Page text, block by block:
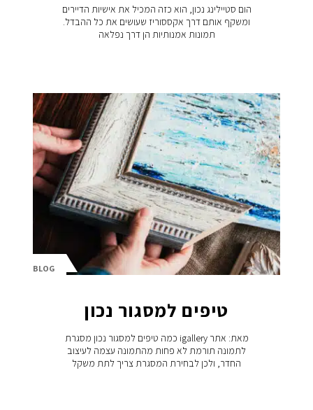
הום סטיילינג נכון, הוא כזה המכיל את אישיות הדיירים
ומשקף אותם דרך אקססוריז שעושים את כל ההבדל.
תמונות אמנותיות הן דרך נפלאה
BLOG
טיפים למסגור נכון
מאת: אתר igallery כמה טיפים למסגור נכון מסגרת
לתמונה תורמת לא פחות מהתמונה עצמה לעיצוב
החדר, ולכן לבחירת המסגרת צריך לתת משקל